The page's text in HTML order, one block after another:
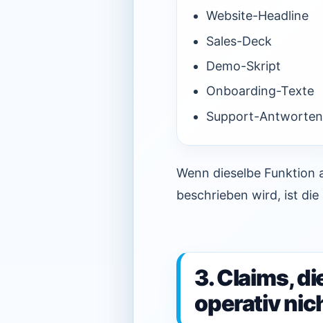
Website-Headline
Sales-Deck
Demo-Skript
Onboarding-Texte
Support-Antworten
Wenn dieselbe Funktion
beschrieben wird, ist
3. Claims,
operativ